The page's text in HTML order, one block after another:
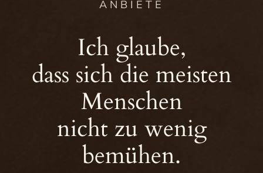
ANBIETE
Ich glaube,
dass sich die meisten
Menschen
nicht zu wenig
bemühen.